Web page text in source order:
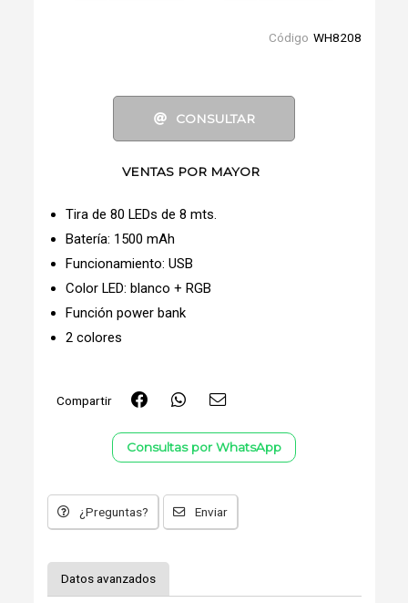
Código WH8208
CONSULTAR
VENTAS POR MAYOR
Tira de 80 LEDs de 8 mts.
Batería: 1500 mAh
Funcionamiento: USB
Color LED: blanco + RGB
Función power bank
2 colores
Compartir
Consultas por WhatsApp
¿Preguntas? Enviar
Datos avanzados